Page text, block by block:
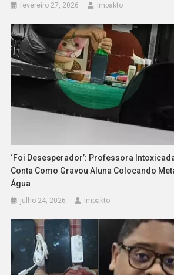
fevereiro 27, 2026 Impakto
‘Foi Desesperador’: Professora
Conta Como Gravou Aluna Colocando
Água
julho 24, 2026 Impakto